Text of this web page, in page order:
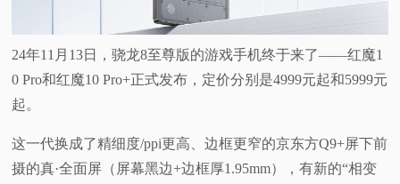
频
普
24年11月13日，骁龙8至尊版的游戏手机终于来了——红魔1
0 Pro和红魔10 Pro+正式发布，定价分别是4999元起和5999元
起。
这一代换成了精细度/ppi更高、边框更窄的京东方Q9+屏下前
摄的真·全面屏（屏幕黑边+边框厚1.95mm），有新的“相变